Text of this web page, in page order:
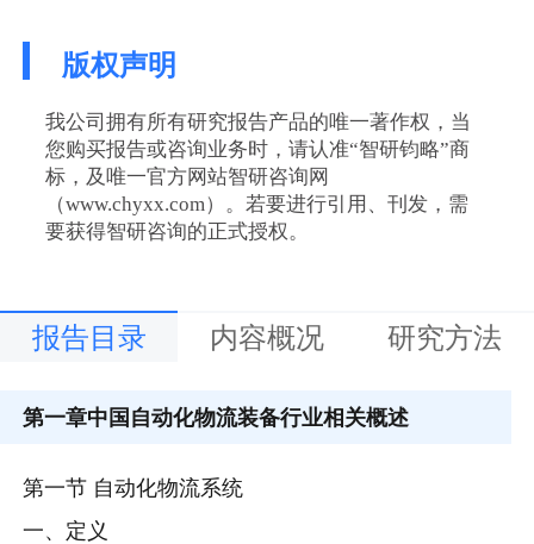
版权声明
我公司拥有所有研究报告产品的唯一著作权，当
您购买报告或咨询业务时，请认准“智研钧略”商
标，及唯一官方网站智研咨询网
（www.chyxx.com）。若要进行引用、刊发，需
要获得智研咨询的正式授权。
报告目录 内容概况 研究方法
第一章中国自动化物流装备行业相关概述
第一节 自动化物流系统
一、定义